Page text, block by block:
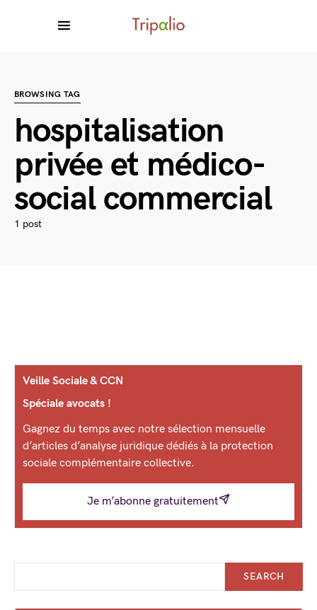
BROWSING TAG
hospitalisation
privée et médico-
social commercial
1 post
Veille Sociale & CCN
Spéciale avocats !
Gagnez du temps avec notre sélection mensuelle
d’articles d’analyse juridique dédiés à la protection
sociale complémentaire collective.
Je m’abonne gratuitement
SEARCH